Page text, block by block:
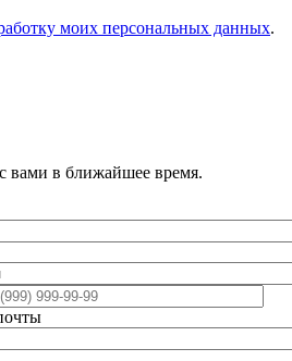
моих персональных данных.
вами в ближайшее время.